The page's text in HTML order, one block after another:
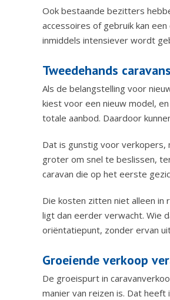
Ook bestaande bezitters
accessoires of gebruik kan
inmiddels intensiever wordt
Tweedehands
Als de belangstelling voor
kiest voor een nieuw model,
totale aanbod. Daardoor
Dat is gunstig voor
groter om snel te beslissen,
caravan die op het eerste
Die kosten zitten niet alleen in
ligt dan eerder verwacht. Wie
oriëntatiepunt, zonder ervan
Groeiende verkoop
De groeispurt in
manier van reizen is. Dat